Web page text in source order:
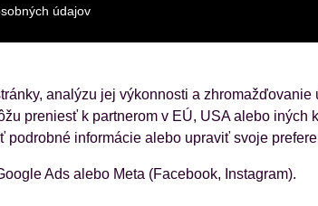
údajov
analýzu jej výkonnosti a
preniesť k partnerom v EÚ, USA alebo iných
informácie alebo upraviť svoje
Ads alebo Meta (Facebook, Instagram).